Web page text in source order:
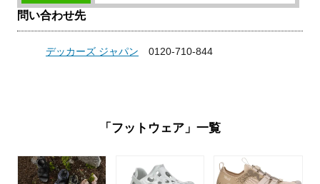
問い合わせ先
デッカーズ ジャパン 0120-710-844
「フットウェア」一覧